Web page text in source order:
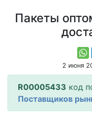
Пакеты
2 июня
R00005433 код
Поставщиков